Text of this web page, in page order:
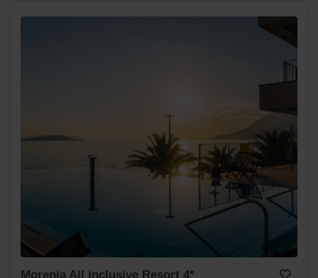
Morenia All inclusive Resort 4*